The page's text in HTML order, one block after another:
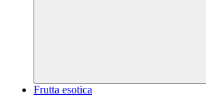
Frutta esotica